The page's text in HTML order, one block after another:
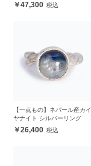
47,300
【一点もの】ネパール産カイ
ヤナイト シルバーリング
26,400